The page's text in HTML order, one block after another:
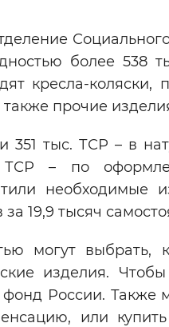
:
настройки
более 538
кресла-коляски,
прочие
351 тыс. ТСР – в
– по
19,9 тысяч
могут выбрать,
изделия.
России. Также
или